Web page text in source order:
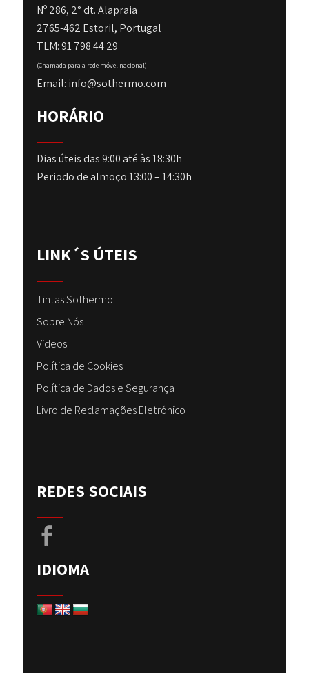
Nº 286, 2° dt. Alapraia
2765-462 Estoril, Portugal
TLM: 91 798 44 29
(Chamada para a rede móvel nacional)
Email: info@sothermo.com
HORÁRIO
Dias úteis das 9:00 até às 18:30h
Periodo de almoço 13:00 – 14:30h
LINK´S ÚTEIS
Tintas Sothermo
Sobre Nós
Videos
Política de Cookies
Política de Dados e Segurança
Livro de Reclamações Eletrónico
REDES SOCIAIS
IDIOMA